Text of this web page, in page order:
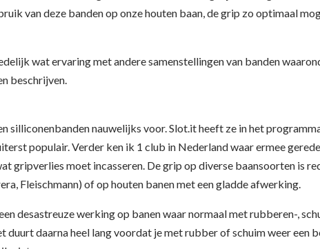
van deze banden op onze houten baan, de grip zo optimaal
wat ervaring met andere samenstellingen van banden
beschrijven.
silliconenbanden nauwelijks voor. Slot.it heeft ze in het
populair. Verder ken ik 1 club in Nederland waar ermee
gripverlies moet incasseren. De grip op diverse baansoorten is
Fleischmann) of op houten banen met een gladde afwerking.
desastreuze werking op banen waar normaal met rubberen-,
duurt daarna heel lang voordat je met rubber of schuim weer